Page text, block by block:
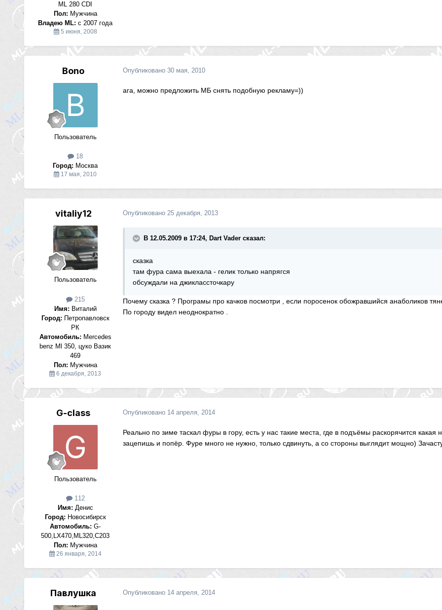
ML 280 CDI
Пол: Мужчина
Владею ML: с 2007 года
5 июня, 2008
Bono
Пользователь
18
Город: Москва
17 мая, 2010
Опубликовано 30 мая, 2010
ага, можно предложить МБ снять подобную рекламу=))
vitaliy12
Пользователь
215
Имя: Виталий
Город: Петропавловск
РК
Автомобиль: Mercedes
benz Ml 350, цуко Вазик
469
Пол: Мужчина
6 декабря, 2013
Опубликовано 25 декабря, 2013
В 12.05.2009 в 17:24, Dart Vader сказал:
сказка
там фура сама выехала - гелик только напрягся
обсуждали на джиклассточкару
Почему сказка ? Програмы про качков посмотри , если поросенок обожравшийся анаболиков
По городу видел неоднократно .
G-class
Пользователь
112
Имя: Денис
Город: Новосибирск
Автомобиль: G-
500,LX470,ML320,С203
Пол: Мужчина
26 января, 2014
Опубликовано 14 апреля, 2014
Реально по зиме таскал фуры в гору, есть у нас такие места, где в подъёмы раскорячится
зацепишь и попёр. Фуре много не нужно, только сдвинуть, а со стороны выглядит мощно)
Павлушка Опубликовано 14 апреля, 2014